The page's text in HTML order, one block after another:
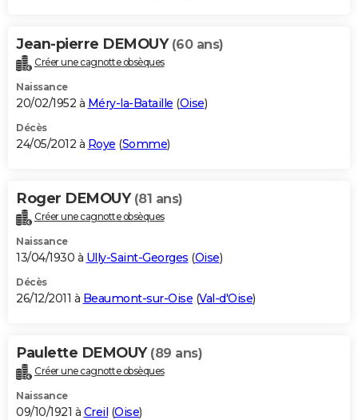
Jean-pierre DEMOUY (60 ans)
Créer une cagnotte obsèques
Naissance
20/02/1952 à Méry-la-Bataille (Oise)
Décès
24/05/2012 à Roye (Somme)
Roger DEMOUY (81 ans)
Créer une cagnotte obsèques
Naissance
13/04/1930 à Ully-Saint-Georges (Oise)
Décès
26/12/2011 à Beaumont-sur-Oise (Val-d'Oise)
Paulette DEMOUY (89 ans)
Créer une cagnotte obsèques
Naissance
09/10/1921 à Creil (Oise)